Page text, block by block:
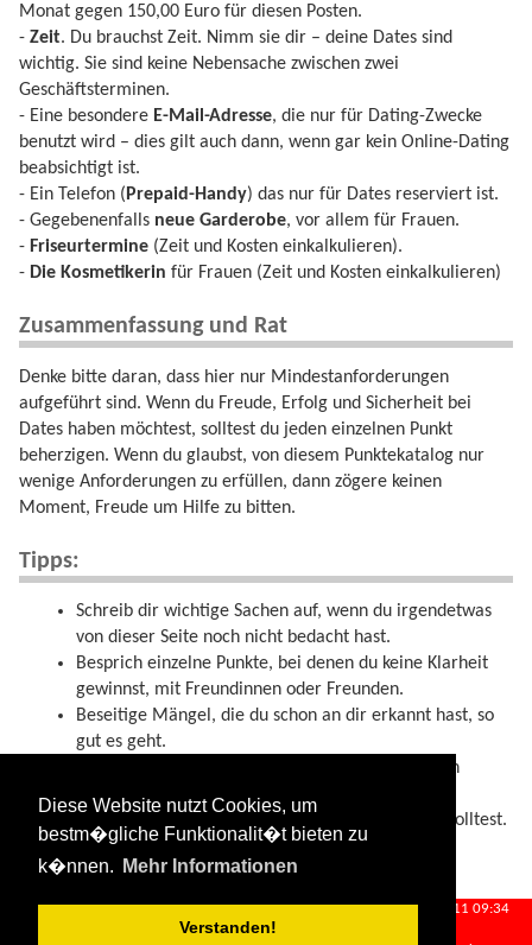
Diese Website nutzt Cookies, um
bestm�gliche Funktionalit�t bieten zu
k�nnen.
Mehr Informationen
Verstanden!
Monat gegen 150,00 Euro für diesen Posten.
- Zeit. Du brauchst Zeit. Nimm sie dir – deine Dates sind
wichtig. Sie sind keine Nebensache zwischen zwei
Geschäftsterminen.
- Eine besondere E-Mail-Adresse, die nur für Dating-Zwecke
benutzt wird – dies gilt auch dann, wenn gar kein Online-Dating
beabsichtigt ist.
- Ein Telefon ( Prepaid-Handy) das nur für Dates reserviert ist.
- Gegebenenfalls neue Garderobe, vor allem für Frauen.
- Friseurtermine (Zeit und Kosten einkalkulieren).
- Die Kosmetikerin für Frauen (Zeit und Kosten einkalkulieren)
Zusammenfassung und Rat
Denke bitte daran, dass hier nur Mindestanforderungen
aufgeführt sind. Wenn du Freude, Erfolg und Sicherheit bei
Dates haben möchtest, solltest du jeden einzelnen Punkt
beherzigen. Wenn du glaubst, von diesem Punktekatalog nur
wenige Anforderungen zu erfüllen, dann zögere keinen
Moment, Freude um Hilfe zu bitten.
Tipps:
Schreib dir wichtige Sachen auf, wenn du irgendetwas
von dieser Seite noch nicht bedacht hast.
Besprich einzelne Punkte, bei denen du keine Klarheit
gewinnst, mit Freundinnen oder Freunden.
Beseitige Mängel, die du schon an dir erkannt hast, so
gut es geht.
Versuche, jede Art von Hilfe, gegebenenfalls auch
professionelle Hilfe zu bekommen, wenn du im
„Umgang mit Anderen“ häufig Probleme haben solltest.
partnersuche_mindestanforderungen.txt· Zuletzt geändert:2024/08/11 09:34